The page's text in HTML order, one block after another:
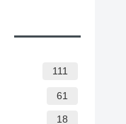
111
61
18